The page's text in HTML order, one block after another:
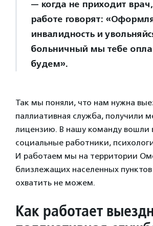
— когда не приходит
работе говорят:
инвалидность и
больничный мы тебе
будем».
Так мы поняли, что нам нужна
паллиативная служба, получили
лицензию. В нашу команду вошли
социальные работники,
И работаем мы на территории
близлежащих населенных
охватить не можем.
Как работает